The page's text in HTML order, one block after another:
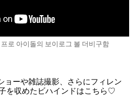
프로 아이돌의 보이로그 볼 더비구함
ョーや雑誌撮影、さらにフィレン
を収めたビハインドはこちら♡